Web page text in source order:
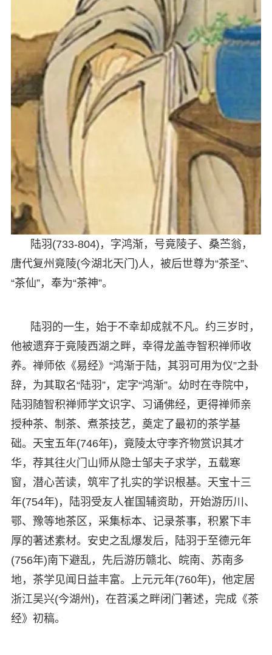
陆羽(733-804)，字鸿渐，号竟陵子、桑苎翁，
唐代复州竟陵(今湖北天门)人，被后世尊为“茶圣”、
“茶仙”，奉为“茶神”。
陆羽的一生，始于不幸却成就不凡。约三岁时，
他被遗弃于竟陵西湖之畔，幸得龙盖寺智积禅师收
养。禅师依《易经》“鸿渐于陆，其羽可用为仪”之卦
辞，为其取名“陆羽”，定字“鸿渐”。幼时在寺院中，
陆羽随智积禅师学文识字、习诵佛经，更得禅师亲
授种茶、制茶、煮茶技艺，奠定了最初的茶学基
础。天宝五年(746年)，竟陵太守李齐物赏识其才
华，荐其往火门山师从隐士邹夫子求学，五载寒
窗，潜心苦读，筑牢了扎实的学识根基。天宝十三
年(754年)，陆羽受友人崔国辅资助，开始游历川、
鄂、豫等地茶区，采集标本、记录茶事，积累下丰
厚的著述素材。安史之乱爆发后，陆羽于至德元年
(756年)南下避乱，先后游历赣北、皖南、苏南多
地，茶学见闻日益丰富。上元元年(760年)，他定居
浙江吴兴(今湖州)，在苕溪之畔闭门著述，完成《茶
经》初稿。